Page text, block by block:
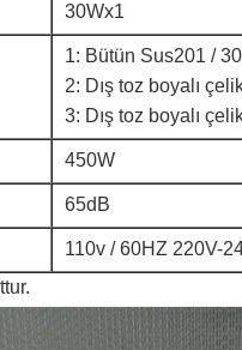
30Wx1
1: Bütün Sus201 /
2: Dış toz boyalı
3: Dış toz boyalı
450W
65dB
110v / 60HZ 220V-